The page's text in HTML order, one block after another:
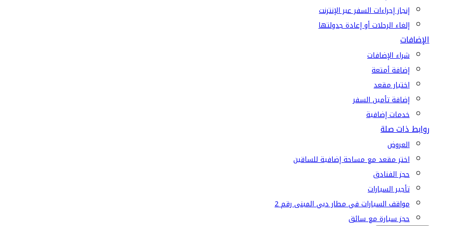
إنجاز إجراءات السفر عبر الإنترنت
إلغاء الرحلات أو إعادة جدولتها
الإضافات
شراء الإضافات
إضافة أمتعة
اختيار مقعد
إضافة تأمين السفر
خدمات إضافية
روابط ذات صلة
العروض
اختر مقعد مع مساحة إضافية للساقين
حجز الفنادق
تأجير السيارات
مواقف السيارات في مطار دبي المبنى رقم 2
حجز سيارة مع سائق